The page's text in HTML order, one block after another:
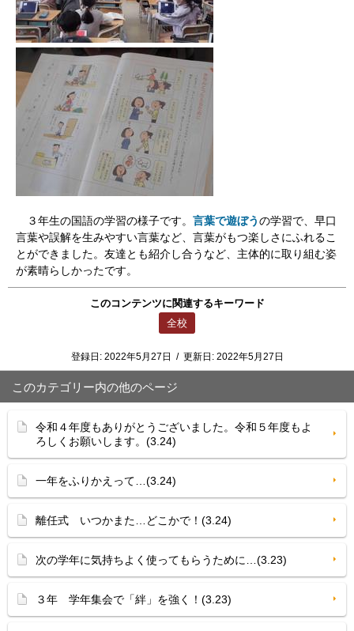
３年生の国語の学習の様子です。 言葉で遊ぼうの学習で、早口
言葉や誤解を生みやすい言葉など、言葉がもつ楽しさにふれるこ
とができました。友達とも紹介し合うなど、主体的に取り組む姿
が素晴らしかったです。
このコンテンツに関連するキーワード
全校
登録日: 2022年5月27日 / 更新日: 2022年5月27日
このカテゴリー内の他のページ
令和４年度もありがとうございました。令和５年度もよ
ろしくお願いします。(3.24)
一年をふりかえって…(3.24)
離任式 いつかまた…どこかで！(3.24)
次の学年に気持ちよく使ってもらうために…(3.23)
３年 学年集会で「絆」を強く！(3.23)